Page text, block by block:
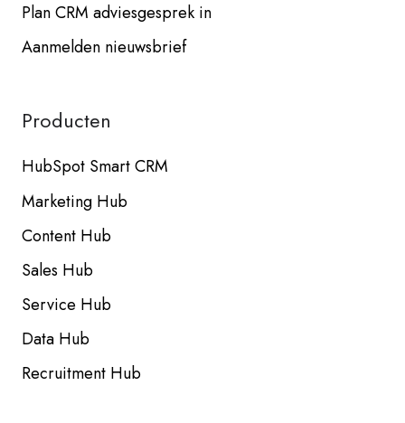
Plan CRM adviesgesprek in
Aanmelden nieuwsbrief
Producten
HubSpot Smart CRM
Marketing Hub
Content Hub
Sales Hub
Service Hub
Data Hub
Recruitment Hub